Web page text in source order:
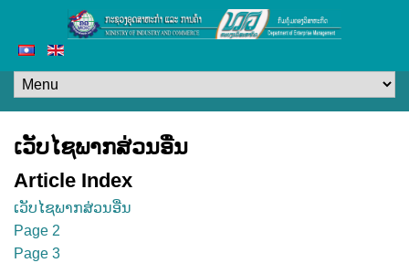
ເວັບໄຊພາກສ່ວນອື່ນ
Article Index
ເວັບໄຊພາກສ່ວນອື່ນ
Page 2
Page 3